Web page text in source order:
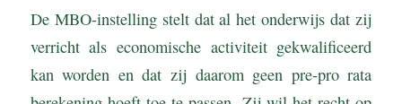
De MBO-instelling stelt dat al het onderwijs dat zij
verricht als economische activiteit gekwalificeerd
kan worden en dat zij daarom geen pre-pro rata